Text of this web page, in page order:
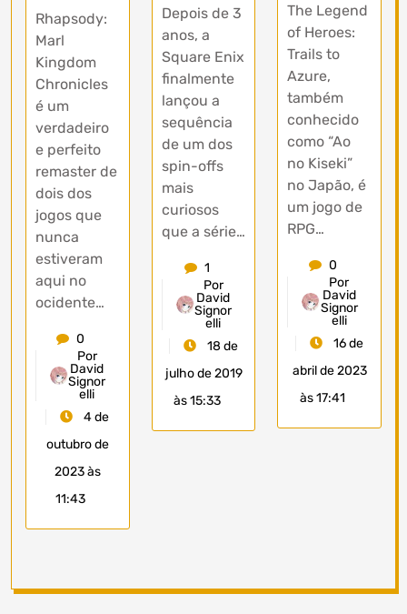
Rhapsody:
Marl
Kingdom
Chronicles
é um
verdadeiro
e perfeito
remaster de
dois dos
jogos que
nunca
estiveram
aqui no
ocidente…
0
Por
David
Signor
elli
4 de
outubro de
2023 às
11:43
Depois de 3
anos, a
Square Enix
finalmente
lançou a
sequência
de um dos
spin-offs
mais
curiosos
que a série…
1
Por
David
Signor
elli
18 de
julho de 2019
às 15:33
The Legend
of Heroes:
Trails to
Azure,
também
conhecido
como “Ao
no Kiseki”
no Japão, é
um jogo de
RPG…
0
Por
David
Signor
elli
16 de
abril de 2023
às 17:41